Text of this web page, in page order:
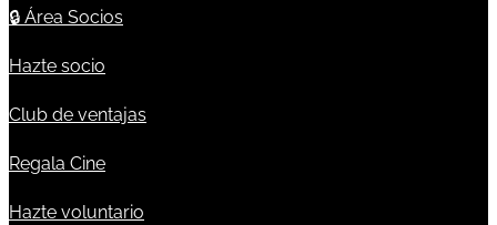
🔒 Área Socios
Hazte socio
Club de ventajas
Regala Cine
Hazte voluntario